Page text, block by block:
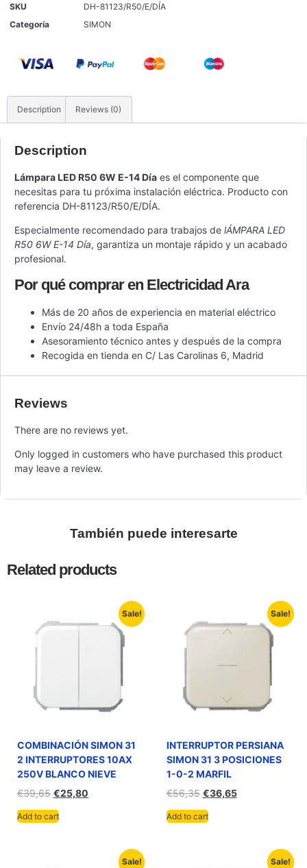
SKU
DH-81123/R50/E/DÍA
Categoría
SIMON
Description Reviews (0)
Description
Lámpara LED R50 6W E-14 Día es el componente que
necesitas para tu próxima instalación eléctrica. Producto con
referencia DH-81123/R50/E/DÍA.
Especialmente recomendado para trabajos de lÁMPARA LED
R50 6W E-14 Día, garantiza un montaje rápido y un acabado
profesional.
Por qué comprar en Electricidad Ara
Más de 20 años de experiencia en material eléctrico
Envío 24/48h a toda España
Asesoramiento técnico antes y después de la compra
Recogida en tienda en C/ Las Carolinas 6, Madrid
Reviews
There are no reviews yet.
Only logged in customers who have purchased this product
may leave a review.
También puede interesarte
Related products
Sale!
COMBINACIÓN SIMON 31
2 INTERRUPTORES 10AX
250V BLANCO NIEVE
€39,65 €25,80
Add to cart
Sale!
INTERRUPTOR PERSIANA
SIMON 31 3 POSICIONES
1-0-2 MARFIL
€56,35 €36,65
Add to cart
Sale! Sale!